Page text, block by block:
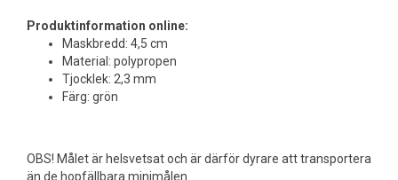
Produktinformation online:
Maskbredd: 4,5 cm
Material: polypropen
Tjocklek: 2,3 mm
Färg: grön
OBS! Målet är helsvetsat och är därför dyrare att transportera
än de hopfällbara minimålen.